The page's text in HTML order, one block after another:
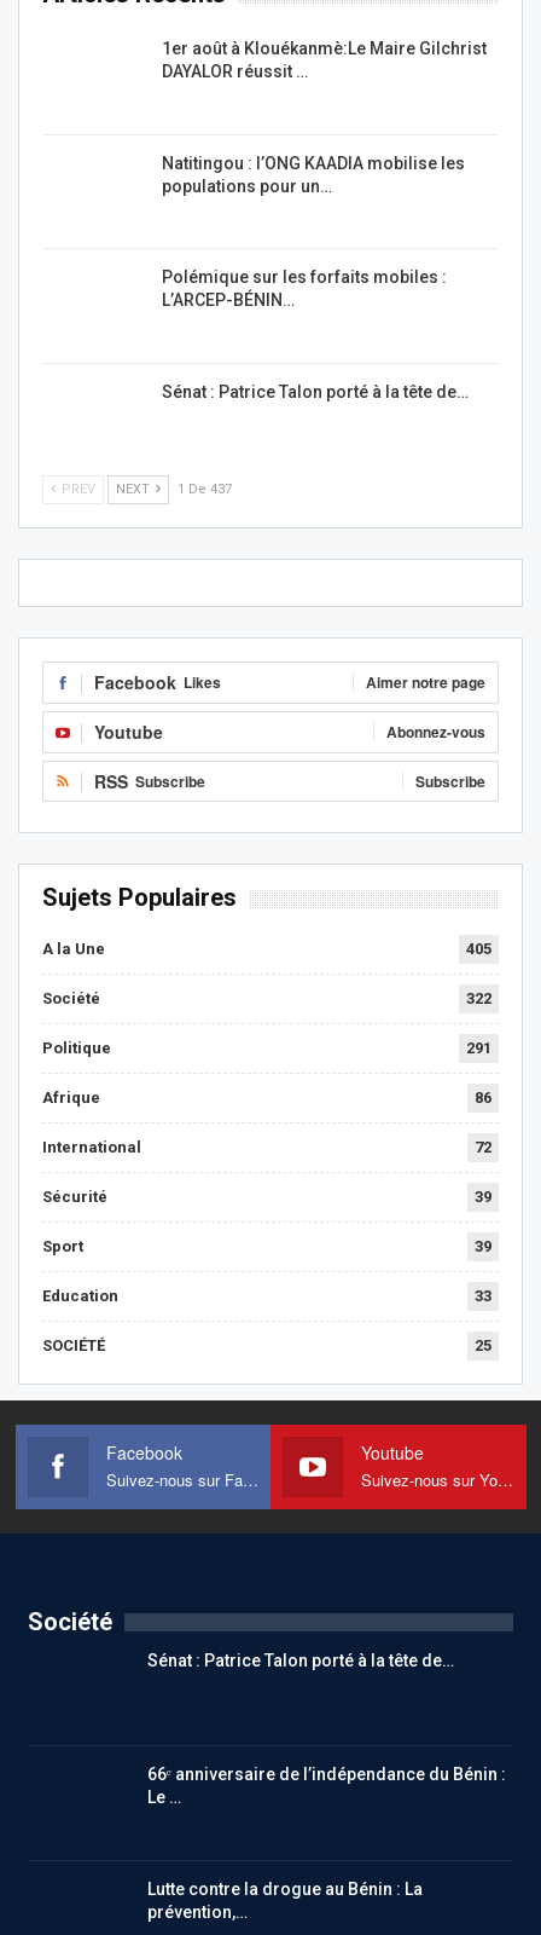
1er août à Klouékanmè:Le Maire Gilchrist
DAYALOR réussit …
Natitingou : l’ONG KAADIA mobilise les
populations pour un…
Polémique sur les forfaits mobiles :
L’ARCEP-BÉNIN…
Sénat : Patrice Talon porté à la tête de…
PREV NEXT 1 De 437
Facebook Likes Aimer notre page
Youtube Abonnez-vous
RSS Subscribe Subscribe
Sujets Populaires
A la Une 405
Société 322
Politique 291
Afrique 86
International 72
Sécurité 39
Sport 39
Education 33
SOCIÉTÉ 25
Facebook
Suivez-nous sur Facebook
Youtube
Suivez-nous sur Youtube
Société
Sénat : Patrice Talon porté à la tête de…
66ᵉ anniversaire de l’indépendance du Bénin :
Le …
Lutte contre la drogue au Bénin : La
prévention,…